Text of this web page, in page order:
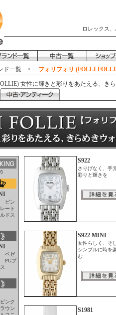
ロレックス
ド一覧 > フォリフォリ (FOLLI
女性に輝きと彩りをあたえる、き
ピン
ート
ドス
ベゼ
PGプ
ンク
ウン
S922
さりげなく、手
彩りと輝きを
S922 MINI
女性らしく、そ
シンプルに時を
む
S1981